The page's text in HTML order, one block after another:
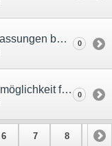
[dev1200] Neuerungen und Anpassungen bei Alter Egos und Kampfgefährten 0
[dev1199] Neue Aufbewahrungsmöglichkeit für deine Ausrüstung: Der Mog-Schrank 0
6 7 8 9